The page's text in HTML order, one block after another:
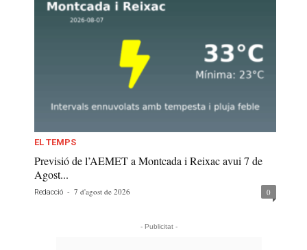
EL TEMPS
Previsió de l’AEMET a Montcada i Reixac avui 7 de
Agost...
Redacció - 7 d'agost de 2026 0
- Publicitat -